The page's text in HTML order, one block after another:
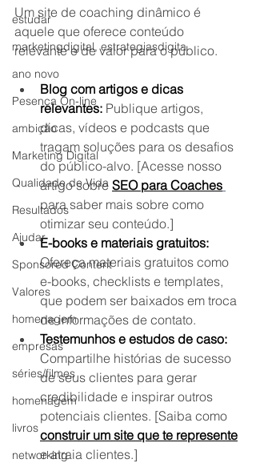
estudar
marketingdigital, estrategiasdigita
ano novo
Pesença On-line
ambição
Marketing Digital
Qualidade de Vida
Resultados
Ajudar
Sponsored Content
Valores
homenagem
empresas
séries/filmes
homenagem
livros
networking
Um site de coaching dinâmico é
aquele que oferece conteúdo
relevante e de valor para o público.
Blog com artigos e dicas
relevantes: Publique artigos,
dicas, vídeos e podcasts que
tragam soluções para os desafios
do público-alvo. [Acesse nosso
artigo sobre SEO para Coaches
para saber mais sobre como
otimizar seu conteúdo.]
E-books e materiais gratuitos:
Ofereça materiais gratuitos como
e-books, checklists e templates,
que podem ser baixados em troca
de informações de contato.
Testemunhos e estudos de caso:
Compartilhe histórias de sucesso
de seus clientes para gerar
credibilidade e inspirar outros
potenciais clientes. [Saiba como
construir um site que te represente
e atraia clientes.]